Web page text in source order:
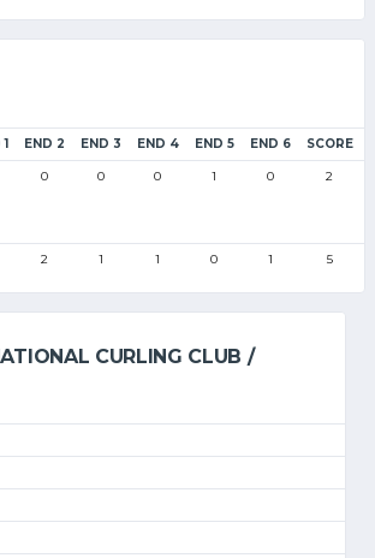
END 2 END 3 END 4 END 5 END 6 SCORE
0 0 0 1 0 2
2 1 1 0 1 5
CURLING CLUB /